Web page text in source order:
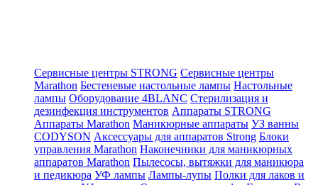
Сервисные центры STRONG Сервисные центры
Marathon Бестеневые настольные лампы Настольные
лампы Оборудование 4BLANC Стерилизация и
дезинфекция инструментов Аппараты STRONG
Аппараты Marathon Маникюрные аппараты УЗ ванны
CODYSON Аксессуары для аппаратов Strong Блоки
управления Marathon Наконечники для маникюрных
аппаратов Marathon Пылесосы, вытяжки для маникюра
и педикюра УФ лампы Лампы-лупы Полки для лаков и